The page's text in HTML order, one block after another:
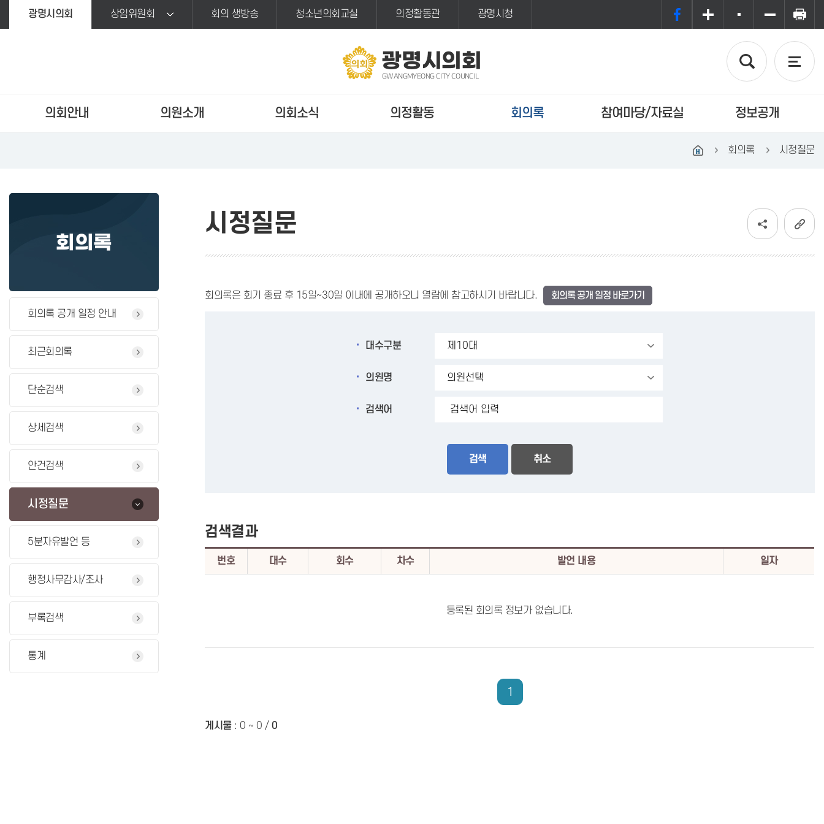
광명시의회 상임위원회 회의 생방송 청소년의회교실 의정활동관 광명시청
광명시의회
GWANGMYEONG CITY COUNCIL
의회안내 의원소개 의회소식 의정활동 회의록 참여마당/자료실 정보공개
회의록 시정질문
회의록
회의록 공개 일정 안내
최근회의록
단순검색
상세검색
안건검색
시정질문
5분자유발언 등
행정사무감사/조사
부록검색
통계
시정질문
회의록은 회기 종료 후 15일~30일 이내에 공개하오니 열람에 참고하시기 바랍니다. 회의록 공개 일정 바로가기
대수구분
의원명
검색어
검색
검색결과
번호 대수 회수 차수 발언 내용 일자
등록된 회의록 정보가 없습니다.
1
게시물: 0 ~ 0 /0